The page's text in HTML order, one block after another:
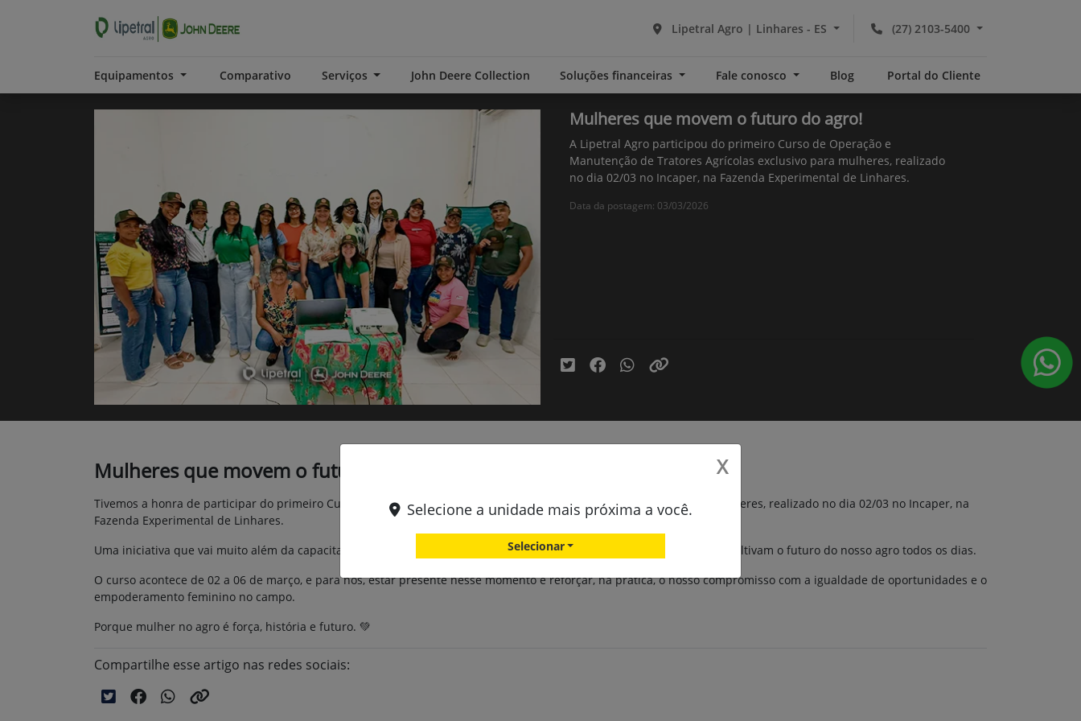
(27) 2103-5400
Lipetral Agro | Linhares - ES
Equipamentos Comparativo Serviços John Deere Collection Soluções financeiras Fale conosco Blog Portal do Cliente
Mulheres que movem o futuro do agro!
A Lipetral Agro participou do primeiro Curso de Operação e
Manutenção de Tratores Agrícolas exclusivo para mulheres, realizado
no dia 02/03 no Incaper, na Fazenda Experimental de Linhares.
Data da postagem: 03/03/2026
Mulheres que movem o futuro do agro!
Tivemos a honra de participar do primeiro Curso de Operação e Manutenção de Tratores Agrícolas exclusivo para mulheres, realizado no dia 02/03 no Incaper, na
Fazenda Experimental de Linhares.
Uma iniciativa que vai muito além da capacitação técnica: é sobre fortalecer, valorizar e empoderar as mulheres que cultivam o futuro do nosso agro todos os dias.
O curso acontece de 02 a 06 de março, e para nós, estar presente nesse momento é reforçar, na prática, o nosso compromisso com a igualdade de oportunidades e o
empoderamento feminino no campo.
Porque mulher no agro é força, história e futuro. 💚
Compartilhe esse artigo nas redes sociais:
X
Selecione a unidade mais próxima a você.
Selecionar